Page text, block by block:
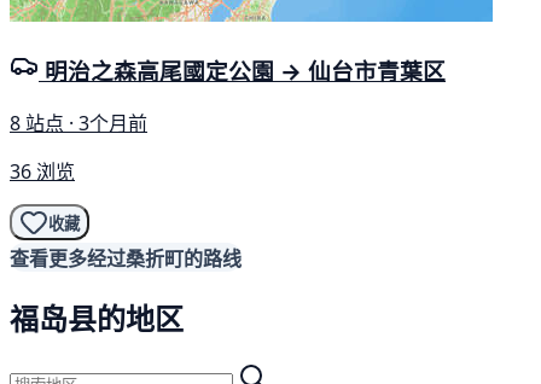
明治之森高尾國定公園 → 仙台市青葉区
8 站点 · 3个月前
36 浏览
收藏
查看更多经过桑折町的路线
福岛县的地区